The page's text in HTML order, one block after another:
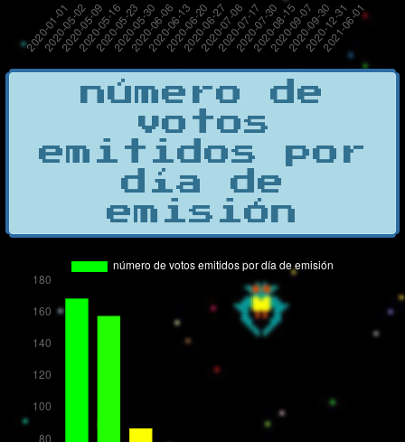
número de
votos
emitidos por
día de
emisión